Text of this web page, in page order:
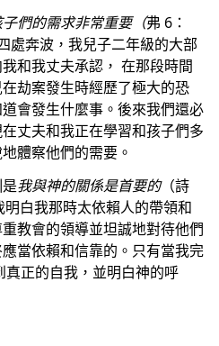
們的需求非常重要（弗 6：
處奔波，我兒子二年級的大部
和我丈夫承認， 在那段時間
劫案發生時經歷了極大的恐
會發生什麼事。後來我們還必
丈夫和我正在學習和孩子們多
體察他們的需要。
我與神的關係是首要的（詩
白我那時太依賴人的帶領和
教會的領導並坦誠地對待他們
當依賴和信靠的。只有當我完
正的自我，並明白神的呼